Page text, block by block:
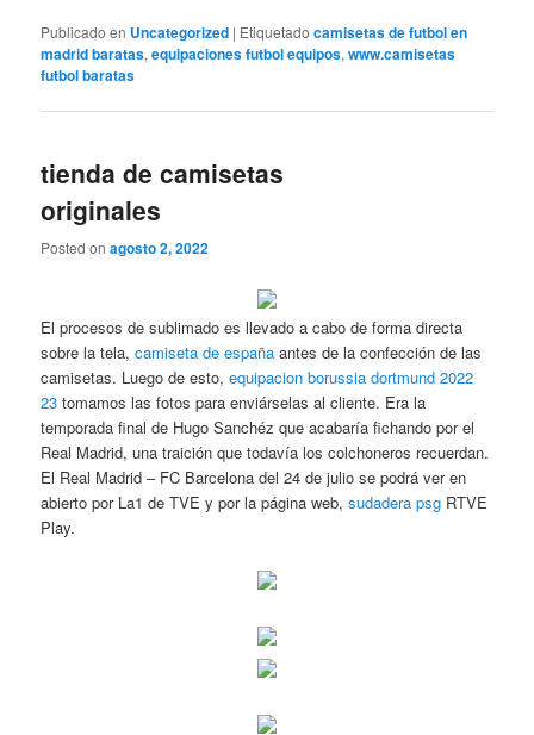
Publicado en Uncategorized | Etiquetado camisetas de futbol en
madrid baratas,equipaciones futbol equipos,www.camisetas
futbol baratas
tienda de camisetas
originales
Posted onagosto 2, 2022
El procesos de sublimado es llevado a cabo de forma directa
sobre la tela,camiseta de españa antes de la confección de las
camisetas. Luego de esto,equipacion borussia dortmund 2022
23 tomamos las fotos para enviárselas al cliente. Era la
temporada final de Hugo Sanchéz que acabaría fichando por el
Real Madrid, una traición que todavía los colchoneros recuerdan.
El Real Madrid – FC Barcelona del 24 de julio se podrá ver en
abierto por La1 de TVE y por la página web,sudadera psg RTVE
Play.